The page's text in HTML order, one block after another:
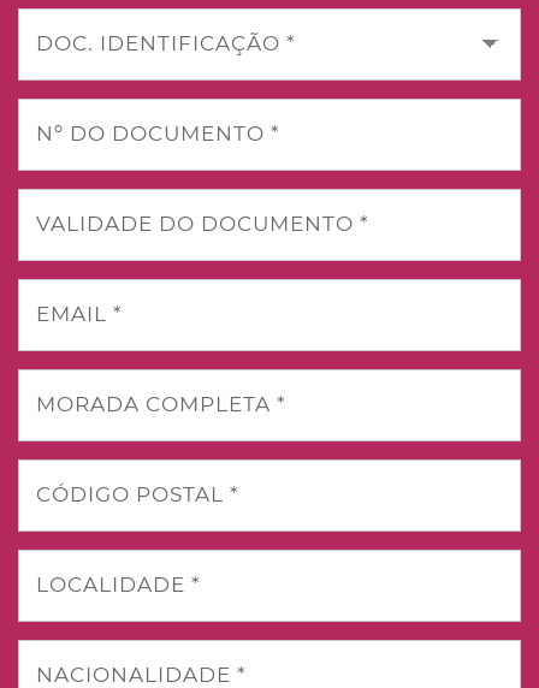
DOC. IDENTIFICAÇÃO *
Nº DO DOCUMENTO *
VALIDADE DO DOCUMENTO *
EMAIL *
MORADA COMPLETA *
CÓDIGO POSTAL *
LOCALIDADE *
NACIONALIDADE *